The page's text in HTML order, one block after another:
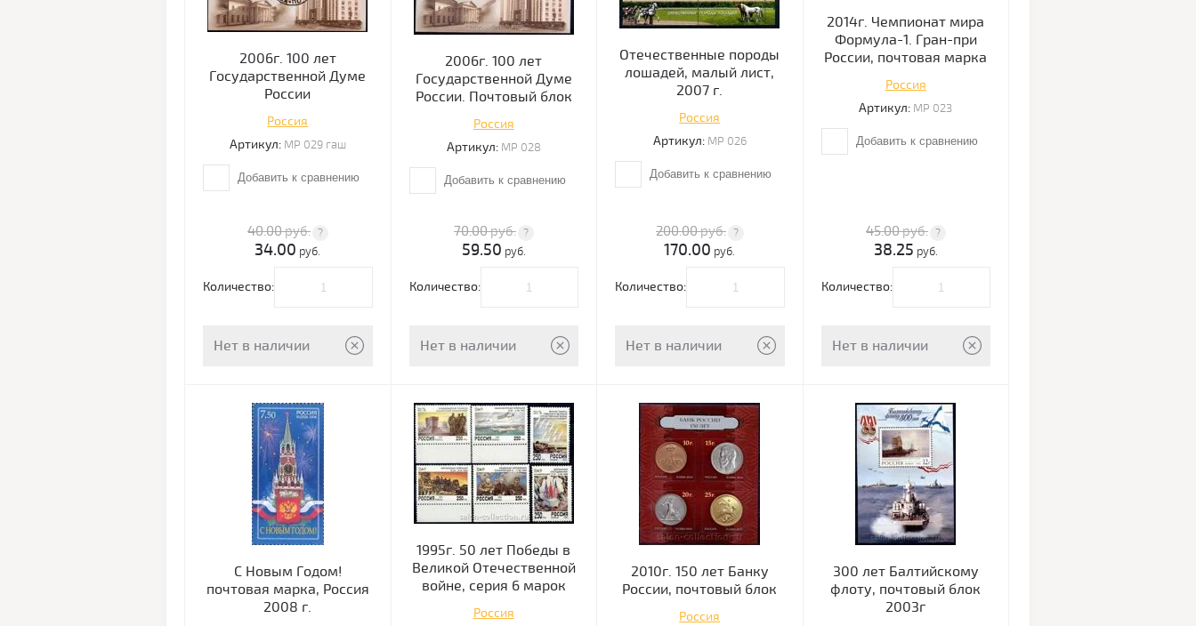
2006г. 100 лет
Государственной Думе
России
Россия
Артикул:МР 029 гаш
Добавить к сравнению
40.00руб.
34.00 руб.
Количество:
Нет в наличии
2006г. 100 лет
Государственной Думе
России. Почтовый блок
Россия
Артикул:МР 028
Добавить к сравнению
70.00руб.
59.50 руб.
Количество:
Нет в наличии
Отечественные породы
лошадей, малый лист,
2007 г.
Россия
Артикул:МР 026
Добавить к сравнению
200.00руб.
170.00 руб.
Количество:
Нет в наличии
2014г. Чемпионат мира
Формула-1. Гран-при
России, почтовая марка
Россия
Артикул: МР 023
Добавить к сравнению
45.00руб.
38.25 руб.
Количество:
Нет в наличии
С Новым Годом!
почтовая марка, Россия
2008 г.
1995г. 50 лет Победы в
Великой Отечественной
войне, серия 6 марок
Россия
2010г. 150 лет Банку
России, почтовый блок
Россия
300 лет Балтийскому
флоту, почтовый блок
2003г